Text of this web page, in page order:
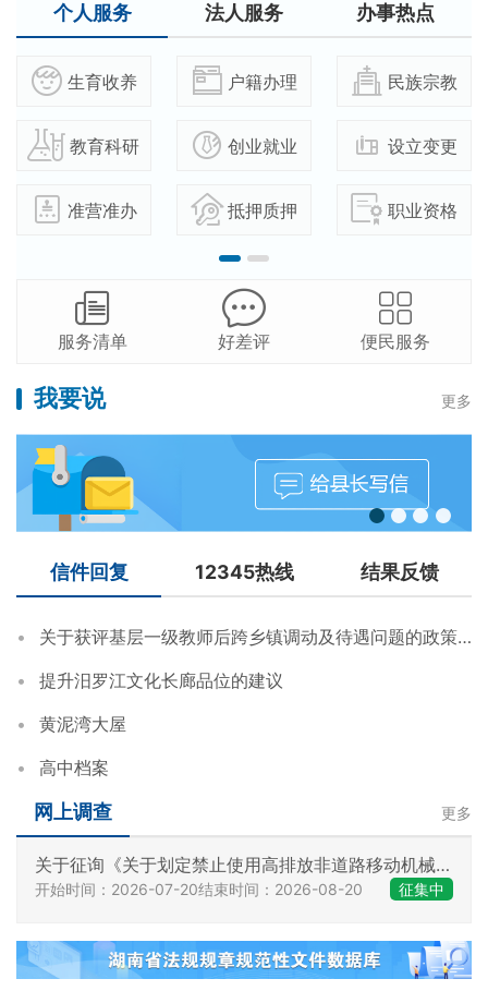
个人服务 法人服务 办事热点
生育收养 户籍办理 民族宗教
教育科研 创业就业 设立变更
准营准办 抵押质押 职业资格
服务清单 好差评 便民服务
我要说 更多
信件回复 12345热线 结果反馈
关于获评基层一级教师后跨乡镇调动及待遇问题的政策咨询
提升汨罗江文化长廊品位的建议
黄泥湾大屋
高中档案
网上调查 更多
关于征询《关于划定禁止使用高排放非道路移动机械区域的通告（征求意见稿）》 意见的公告
开始时间：2026-07-20结束时间：2026-08-20 征集中